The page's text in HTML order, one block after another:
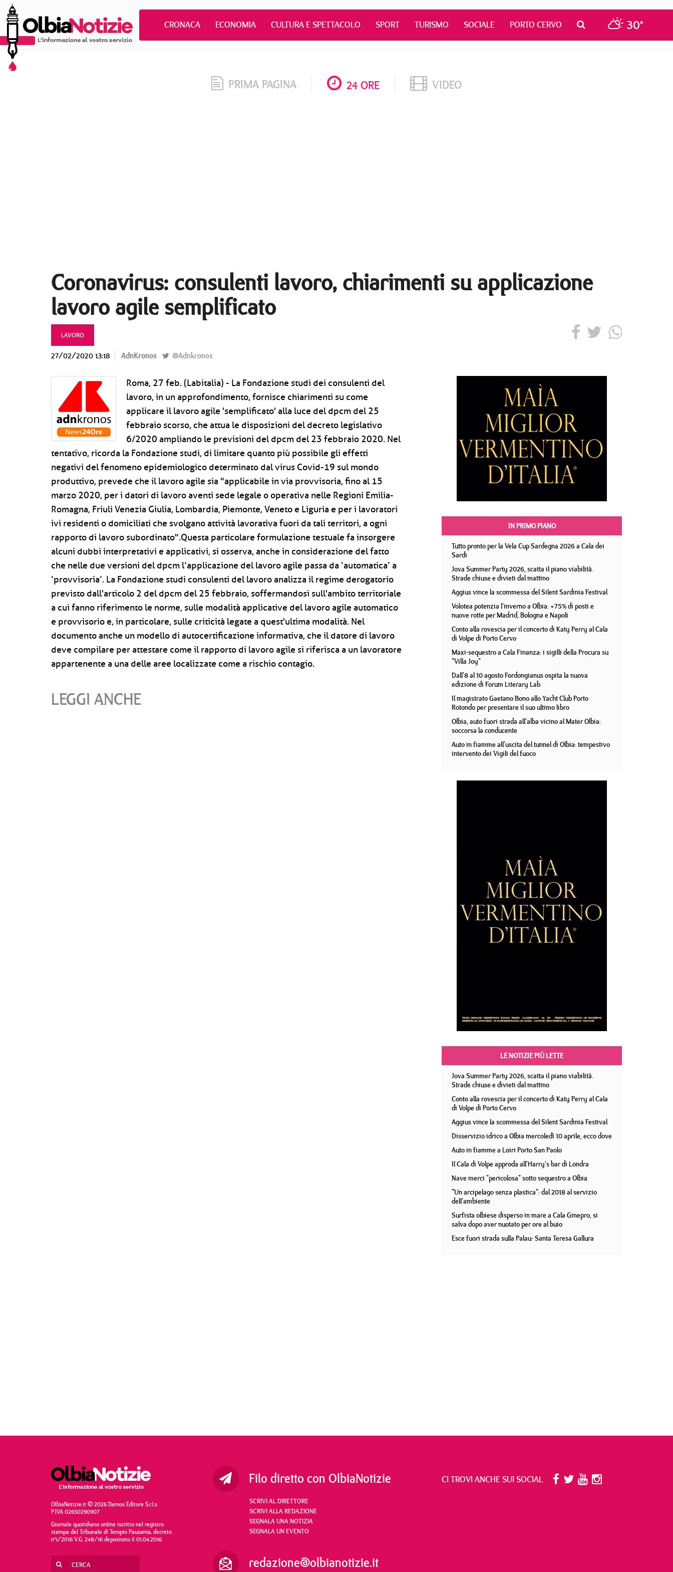
CRONACA ECONOMIA CULTURA E SPETTACOLO SPORT TURISMO SOCIALE PORTO CERVO 30°
PRIMA PAGINA 24 ORE VIDEO
Coronavirus: consulenti lavoro, chiarimenti su applicazione
lavoro agile semplificato
LAVORO
27/02/2020 13:18 AdnKronos @Adnkronos
Roma, 27 feb. (Labitalia) - La Fondazione studi dei consulenti del
lavoro, in un approfondimento, fornisce chiarimenti su come
applicare il lavoro agile 'semplificato' alla luce del dpcm del 25
febbraio scorso, che attua le disposizioni del decreto legislativo
6/2020 ampliando le previsioni del dpcm del 23 febbraio 2020. Nel
tentativo, ricorda la Fondazione studi, di limitare quanto più possibile gli effetti
negativi del fenomeno epidemiologico determinato dal virus Covid-19 sul mondo
produttivo, prevede che il lavoro agile sia "applicabile in via provvisoria, fino al 15
marzo 2020, per i datori di lavoro aventi sede legale o operativa nelle Regioni Emilia-
Romagna, Friuli Venezia Giulia, Lombardia, Piemonte, Veneto e Liguria e per i lavoratori
ivi residenti o domiciliati che svolgano attività lavorativa fuori da tali territori, a ogni
rapporto di lavoro subordinato".Questa particolare formulazione testuale fa insorgere
alcuni dubbi interpretativi e applicativi, si osserva, anche in considerazione del fatto
che nelle due versioni del dpcm l’applicazione del lavoro agile passa da ‘automatica’ a
‘provvisoria’. La Fondazione studi consulenti del lavoro analizza il regime derogatorio
previsto dall'articolo 2 del dpcm del 25 febbraio, soffermandosi sull'ambito territoriale
a cui fanno riferimento le norme, sulle modalità applicative del lavoro agile automatico
e provvisorio e, in particolare, sulle criticità legate a quest'ultima modalità. Nel
documento anche un modello di autocertificazione informativa, che il datore di lavoro
deve compilare per attestare come il rapporto di lavoro agile si riferisca a un lavoratore
appartenente a una delle aree localizzate come a rischio contagio.
LEGGI ANCHE
IN PRIMO PIANO
Tutto pronto per la Vela Cup Sardegna 2026 a Cala dei
Sardi
Jova Summer Party 2026, scatta il piano viabilità.
Strade chiuse e divieti dal mattino
Aggius vince la scommessa del Silent Sardinia Festival
Volotea potenzia l'inverno a Olbia: +75% di posti e
nuove rotte per Madrid, Bologna e Napoli
Conto alla rovescia per il concerto di Katy Perry al Cala
di Volpe di Porto Cervo
Maxi-sequestro a Cala Finanza: i sigilli della Procura su
"Villa Joy"
Dall'8 al 10 agosto Fordongianus ospita la nuova
edizione di Forum Literary Lab
Il magistrato Gaetano Bono allo Yacht Club Porto
Rotondo per presentare il suo ultimo libro
Olbia, auto fuori strada all'alba vicino al Mater Olbia:
soccorsa la conducente
Auto in fiamme all'uscita del tunnel di Olbia: tempestivo
intervento dei Vigili del fuoco
LE NOTIZIE PIÙ LETTE
Jova Summer Party 2026, scatta il piano viabilità.
Strade chiuse e divieti dal mattino
Conto alla rovescia per il concerto di Katy Perry al Cala
di Volpe di Porto Cervo
Aggius vince la scommessa del Silent Sardinia Festival
Disservizio idrico a Olbia mercoledì 10 aprile, ecco dove
Auto in fiamme a Loiri Porto San Paolo
Il Cala di Volpe approda all'Harry's bar di Londra
Nave merci "pericolosa" sotto sequestro a Olbia
"Un arcipelago senza plastica": dal 2018 al servizio
dell'ambiente
Surfista olbiese disperso in mare a Cala Ginepro, si
salva dopo aver nuotato per ore al buio
Esce fuori strada sulla Palau- Santa Teresa Gallura
OlbiaNotizie.it © 2026 Damos Editore S.r.l.s
P.IVA 02650290907
Giornale quotidiano online iscritto nel registro
stampa del Tribunale di Tempio Pausania, decreto
n°1/2016 V.G. 248/16 depositato il 01.04.2016
Filo diretto con OlbiaNotizie
SCRIVI AL DIRETTORE
SCRIVI ALLA REDAZIONE
SEGNALA UNA NOTIZIA
SEGNALA UN EVENTO
redazione@olbianotizie.it
CI TROVI ANCHE SUI SOCIAL